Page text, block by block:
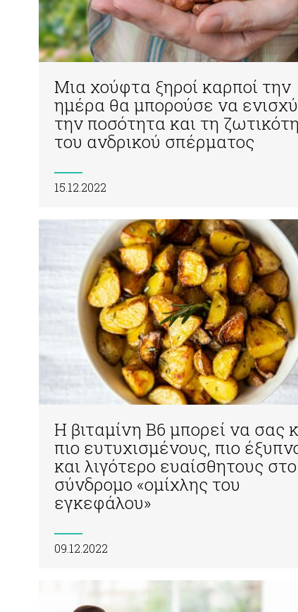
Μια χούφτα ξηροί καρποί την
ημέρα θα μπορούσε να
την ποσότητα και τη
του ανδρικού σπέρματος
15.12.2022
Η βιταμίνη Β6 μπορεί να σας
πιο ευτυχισμένους, πιο
και λιγότερο ευαίσθητους στο
σύνδρομο «ομίχλης του
εγκεφάλου»
09.12.2022